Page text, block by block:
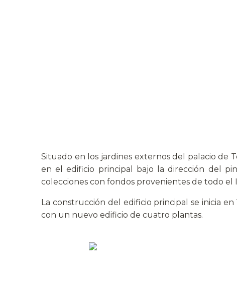
Situado en los jardines externos del palacio de
en el edificio principal bajo la dirección del
colecciones con fondos provenientes de todo el
La construcción del edificio principal se inicia
con un nuevo edificio de cuatro plantas.